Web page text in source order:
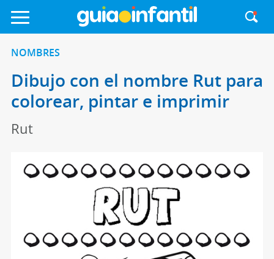
NOMBRES
Dibujo con el nombre Rut para
colorear, pintar e imprimir
Rut